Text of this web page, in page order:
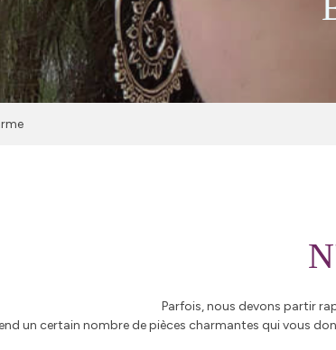
Parfois, nous devons partir
un certain nombre de pièces charmantes qui vous